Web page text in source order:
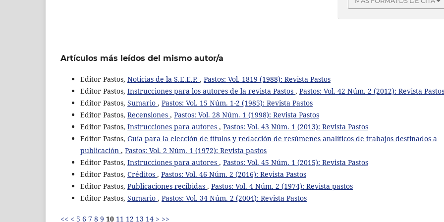
Artículos más leídos del mismo autor/a
Editor Pastos, Noticias de la S.E.E.P. , Pastos: Vol. 1819 (1988): Revista Pastos
Editor Pastos, Instrucciones para los autores de la revista Pastos , Pastos: Vol. 42 Núm. 2 (2012): Revista Pastos
Editor Pastos, Sumario , Pastos: Vol. 15 Núm. 1-2 (1985): Revista Pastos
Editor Pastos, Recensiones , Pastos: Vol. 28 Núm. 1 (1998): Revista Pastos
Editor Pastos, Instrucciones para autores , Pastos: Vol. 43 Núm. 1 (2013): Revista Pastos
Editor Pastos, Guía para la elección de títulos y redacción de resúmenes analíticos de trabajos destinados a
publicación , Pastos: Vol. 2 Núm. 1 (1972): Revista pastos
Editor Pastos, Instrucciones para autores , Pastos: Vol. 45 Núm. 1 (2015): Revista Pastos
Editor Pastos, Créditos , Pastos: Vol. 46 Núm. 2 (2016): Revista Pastos
Editor Pastos, Publicaciones recibidas , Pastos: Vol. 4 Núm. 2 (1974): Revista pastos
Editor Pastos, Sumario , Pastos: Vol. 34 Núm. 2 (2004): Revista Pastos
<< < 5 6 7 8 9 10 11 12 13 14 > >>